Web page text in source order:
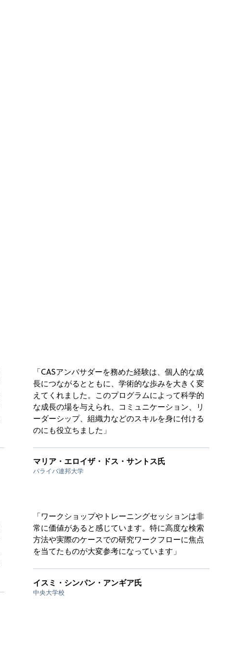
「CASアンバサダーを務めた経験は、個人的な成
長につながるとともに、学術的な歩みを大きく変
えてくれました。このプログラムによって科学的
な成長の場を与えられ、コミュニケーション、リ
ーダーシップ、組織力などのスキルを身に付ける
のにも役立ちました」
マリア・エロイザ・ドス・サントス氏
パライバ連邦大学
「ワークショップやトレーニングセッションは非
常に価値があると感じています。特に高度な検索
方法や実際のケースでの研究ワークフローに焦点
を当てたものが大変参考になっています」
イスミ・シンパン・アンギア氏
中央大学校